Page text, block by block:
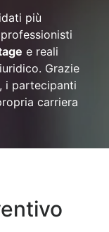
più
e reali
Grazie
i partecipanti
carriera